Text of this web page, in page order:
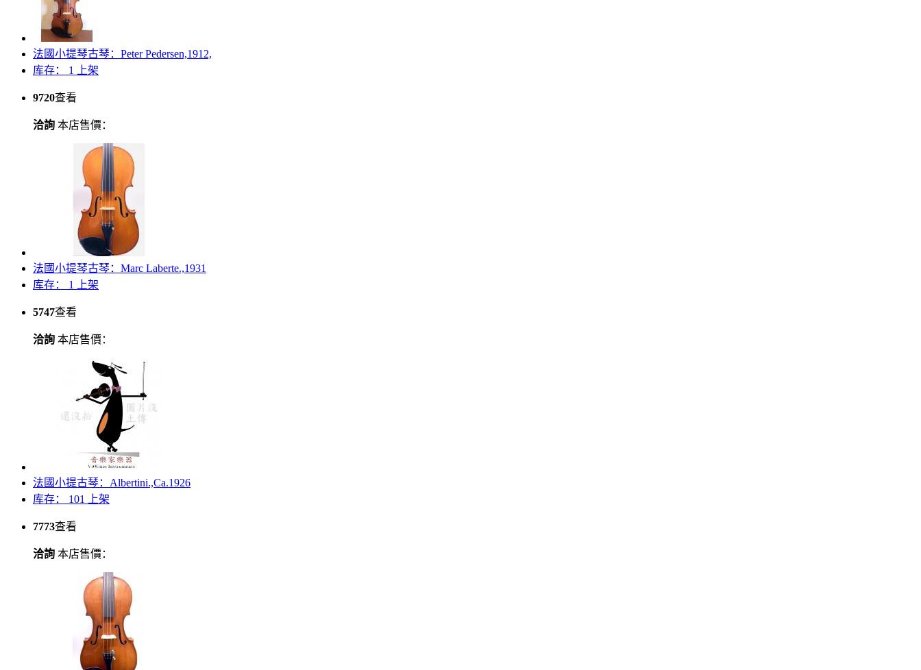
法國小提琴古琴：Peter Pedersen,1912,
库存： 1
上架
9720查看
洽詢 本店售價：
法國小提琴古琴：Marc Laberte.,1931
库存： 1
上架
5747查看
洽詢 本店售價：
法國小提古琴：Albertini.,Ca.1926
库存： 101
上架
7773查看
洽詢 本店售價：